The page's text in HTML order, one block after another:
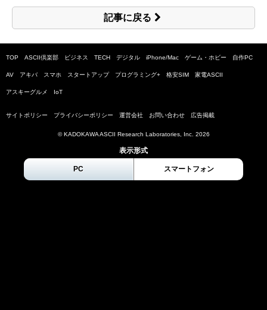
記事に戻る
TOP ASCII倶楽部 ビジネス TECH デジタル iPhone/Mac ゲーム・ホビー 自作PC
AV アキバ スマホ スタートアップ プログラミング+ 格安SIM 家電ASCII
アスキーグルメ IoT
サイトポリシー プライバシーポリシー 運営会社 お問い合わせ 広告掲載
© KADOKAWA ASCII Research Laboratories, Inc. 2026
表示形式
PC スマートフォン